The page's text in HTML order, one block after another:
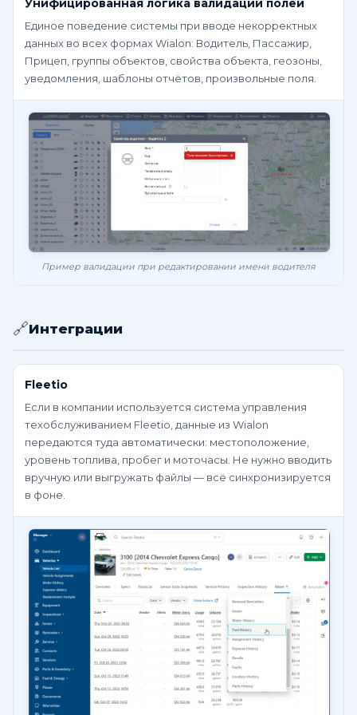
Унифицированная логика валидации полей
Единое поведение системы при вводе некорректных
данных во всех формах Wialon: Водитель, Пассажир,
Прицеп, группы объектов, свойства объекта, геозоны,
уведомления, шаблоны отчётов, произвольные поля.
Пример валидации при редактировании имени водителя
🔗Интеграции
Fleetio
Если в компании используется система управления
техобслуживанием Fleetio, данные из Wialon
передаются туда автоматически: местоположение,
уровень топлива, пробег и моточасы. Не нужно вводить
вручную или выгружать файлы — всё синхронизируется
в фоне.